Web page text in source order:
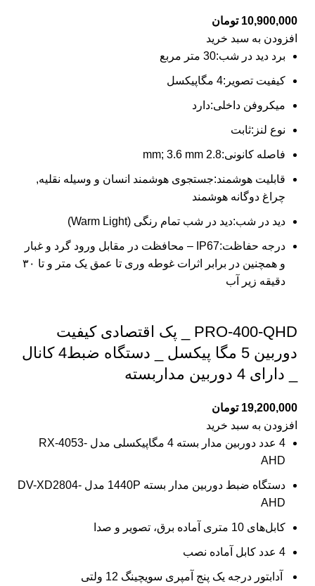
10,900,000 تومان
افزودن به سبد خرید
برد دید در شب:30 متر مربع
کیفیت تصویر:4 مگاپیکسل
میکروفن داخلی:دارد
نوع لنز:ثابت
فاصله کانونی:2.8 mm; 3.6 mm
قابلیت هوشمند:جستجوی هوشمند انسان و وسیله نقلیه,
چراغ دوگانه هوشمند
دید در شب:دید در شب تمام رنگی (Warm Light)
درجه حفاظت:
IP67 – محافظت در مقابل ورود گرد و غبار
و همچنین در برابر اثرات غوطه وری تا عمق یک متر و تا ۳۰
دقیقه زیر آب
PRO-400-QHD _ پک اقتصادی کیفیت
دوربین 5 مگا پیکسل _ دستگاه ضبط4 کانال
_ دارای 4 دوربین مداربسته
19,200,000 تومان
افزودن به سبد خرید
4 عدد دوربین مدار بسته
4 مگاپیکسلی مدل RX-4053-
AHD
دستگاه ضبط دوربین مدار بسته
1440P مدل DV-XD2804-
AHD
کابل‌های 10 متری آماده برق، تصویر و صدا
4 عدد کابل آماده نصب
آدابتور درجه یک پنج آمپری سویچینگ 12 ولتی